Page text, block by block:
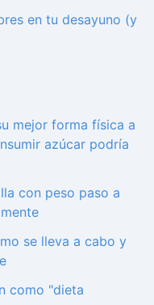
en tu desayuno (y
mejor forma física a
azúcar podría
con peso paso a
se lleva a cabo y
como "dieta